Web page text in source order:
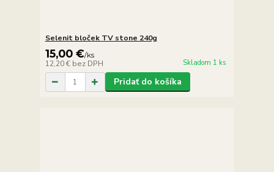
Selenit bloček TV stone 240g
15,00 €/ks
12,20 € bez DPH Skladom 1 ks
Pridať do košíka